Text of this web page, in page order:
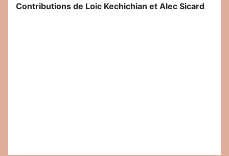
Contributions de Loic Kechichian et Alec Sicard